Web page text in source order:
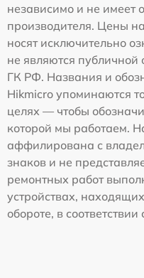
независимо и не имеет
производителя. Цены
носят исключительно
не являются публичной
ГК РФ. Названия и
Hikmicro упоминаются
целях — чтобы
которой мы работаем.
аффилирована с
знаков и не
ремонтных работ
устройствах,
обороте, в